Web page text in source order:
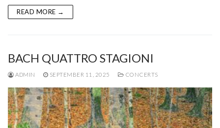
READ MORE →
BACH QUATTRO STAGIONI
ADMIN SEPTEMBER 11, 2025 CONCERTS